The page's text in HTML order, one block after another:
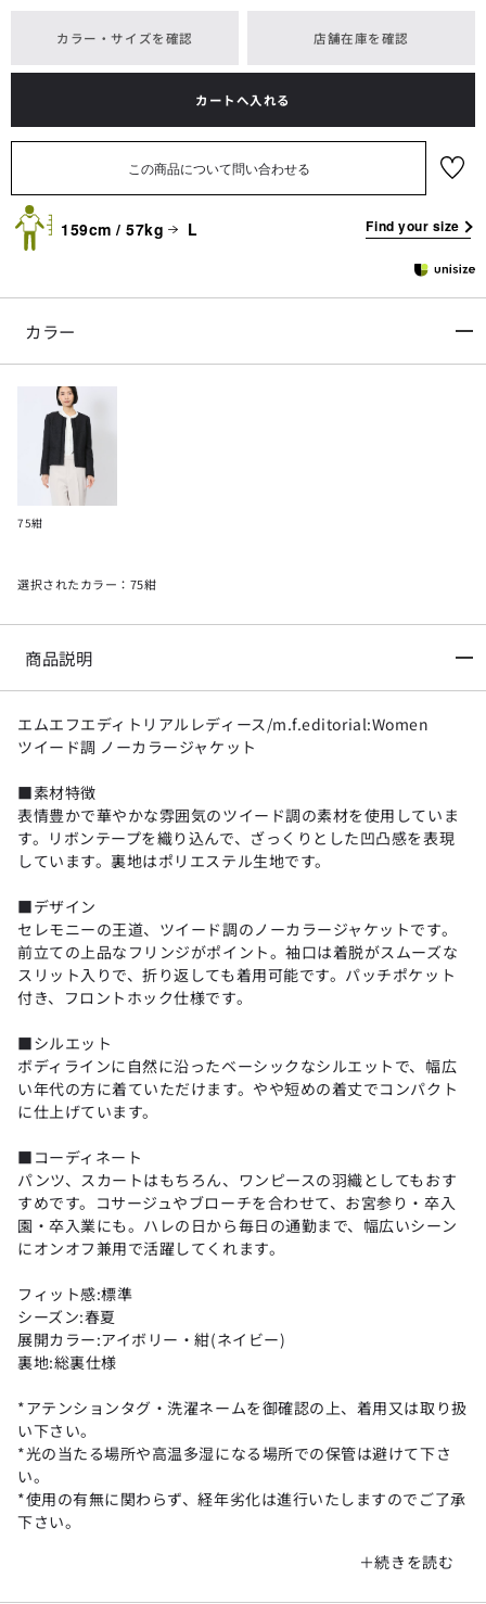
カラー・サイズを確認 店舗在庫を確認
カートへ入れる
入り
159cm / 57kg L Find your size
カラー
75紺
選択されたカラー：75紺
商品説明
エムエフエディトリアルレディース/m.f.editorial:Women
ツイード調 ノーカラージャケット
■素材特徴
表情豊かで華やかな雰囲気のツイード調の素材を使用していま
す。リボンテープを織り込んで、ざっくりとした凹凸感を表現
しています。裏地はポリエステル生地です。
■デザイン
セレモニーの王道、ツイード調のノーカラージャケットです。
前立ての上品なフリンジがポイント。袖口は着脱がスムーズな
スリット入りで、折り返しても着用可能です。パッチポケット
付き、フロントホック仕様です。
■シルエット
ボディラインに自然に沿ったベーシックなシルエットで、幅広
い年代の方に着ていただけます。やや短めの着丈でコンパクト
に仕上げています。
■コーディネート
パンツ、スカートはもちろん、ワンピースの羽織としてもおす
すめです。コサージュやブローチを合わせて、お宮参り・卒入
園・卒入業にも。ハレの日から毎日の通勤まで、幅広いシーン
にオンオフ兼用で活躍してくれます。
フィット感:標準
シーズン:春夏
展開カラー:アイボリー・紺(ネイビー)
裏地:総裏仕様
*アテンションタグ・洗濯ネームを御確認の上、着用又は取り扱
い下さい。
*光の当たる場所や高温多湿になる場所での保管は避けて下さ
い。
*使用の有無に関わらず、経年劣化は進行いたしますのでご了承
下さい。